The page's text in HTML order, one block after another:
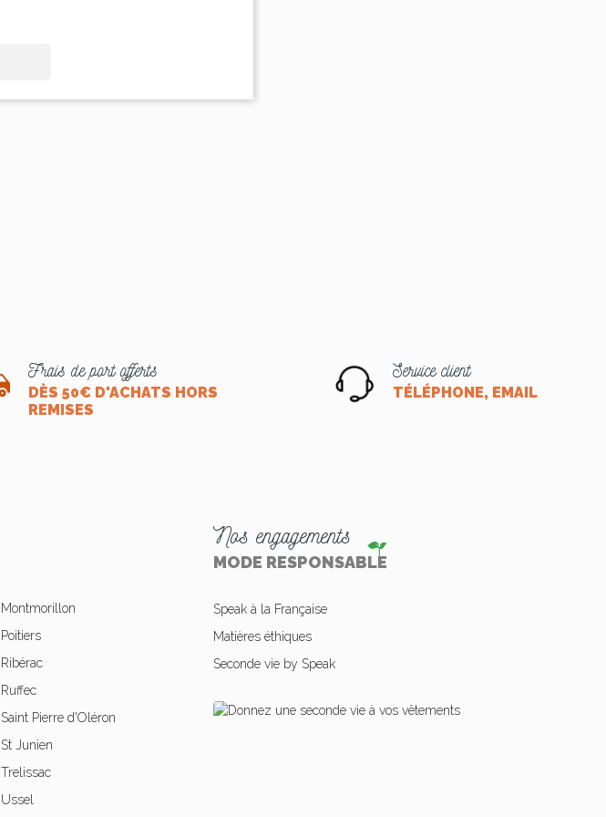
Frais de port offerts
DÈS 50€ D'ACHATS HORS
REMISES
Service client
TÉLÉPHONE, EMAIL OU
Montmorillon
Poitiers
Ribérac
Ruffec
Saint Pierre d'Oléron
St Junien
Trelissac
Ussel
Nos engagements
MODE RESPONSABLE
Speak à la Française
Matières éthiques
Seconde vie by Speak